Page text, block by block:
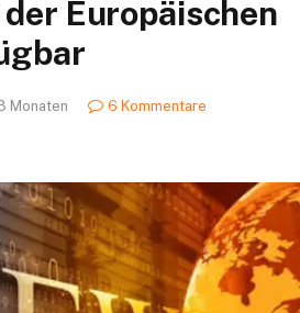
Europäischen
Monaten
6 Kommentare